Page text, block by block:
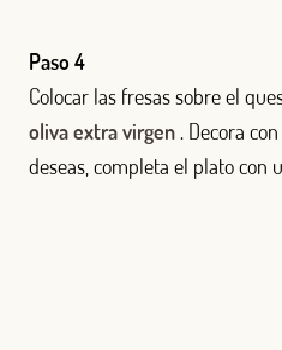
Paso 4
Colocar las fresas sobre el
oliva extra virgen . Decora
deseas, completa el plato con